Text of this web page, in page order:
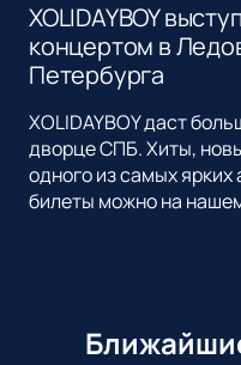
XOLIDAYBOY
концертом в
Петербурга
XOLIDAYBOY даст
дворце СПБ. Хиты,
одного из самых ярких
билеты можно на